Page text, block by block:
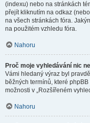
(indexu) nebo na stránkách
přejít kliknutím na odkaz
na všech stránkách fóra.
na použitém vzhledu fóra.
Nahoru
Proč moje vyhledávání nic
Vámi hledaný výraz byl
běžných termínů, které
možnosti v „Rozšířeném
Nahoru